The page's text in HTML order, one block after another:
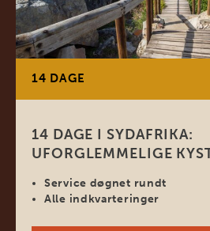
14 DAGE
14 DAGE I SYDAFRIKA:
UFORGLEMMELIGE
Service døgnet rundt
Alle indkvarteringer